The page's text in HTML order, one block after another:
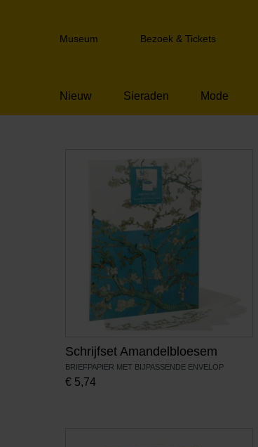
Spring
Header
Museum Bezoek & Tickets
Nieuw Sieraden Mode
Schrijfset Amandelbloesem
BRIEFPAPIER MET BIJPASSENDE ENVELOP
€ 5,74